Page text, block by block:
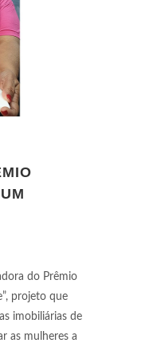
do Prêmio
projeto que
imobiliárias de
as mulheres a